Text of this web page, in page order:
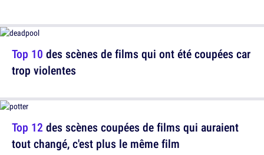
Top 10 des scènes de films qui ont été coupées car
trop violentes
Top 12 des scènes coupées de films qui auraient
tout changé, c'est plus le même film